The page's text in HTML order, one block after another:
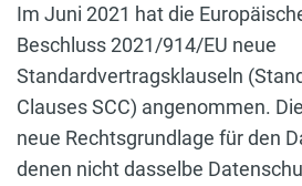
Im Juni 2021 hat die
Beschluss 2021/914/EU neue
Standardvertragsklauseln
Clauses SCC) angenommen.
neue Rechtsgrundlage für den
denen nicht dasselbe